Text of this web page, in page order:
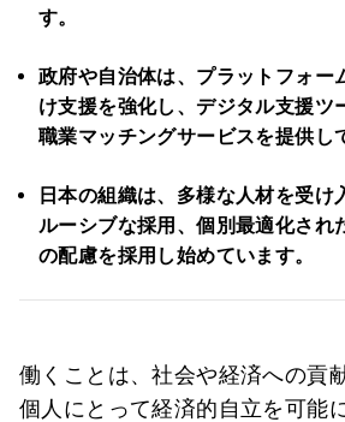
す。
政府や自治体は、プラットフォー
け支援を強化し、デジタル支援ツ
職業マッチングサービスを提供し
日本の組織は、多様な人材を受け
ルーシブな採用、個別最適化され
の配慮を採用し始めています。
働くことは、社会や経済への貢
個人にとって経済的自立を可能